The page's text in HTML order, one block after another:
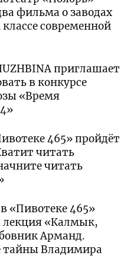
фильма о заводах
современной
приглашает
в конкурсе
«Время
465» пройдёт
читать
читать
«Пивотеке 465»
лекция «Калмык,
Арманд.
тайны Владимира